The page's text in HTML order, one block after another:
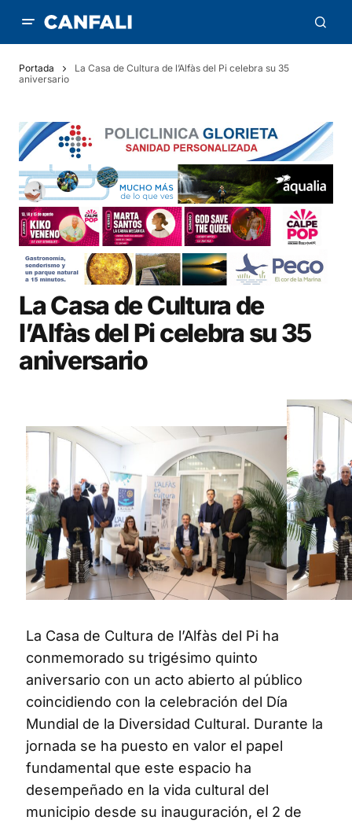
Portada
La Casa de Cultura de l’Alfàs del Pi celebra su 35
aniversario
La Casa de Cultura de
l’Alfàs del Pi celebra su 35
aniversario
La Casa de Cultura de l’Alfàs del Pi ha
conmemorado su trigésimo quinto
aniversario con un acto abierto al público
coincidiendo con la celebración del Día
Mundial de la Diversidad Cultural. Durante la
jornada se ha puesto en valor el papel
fundamental que este espacio ha
desempeñado en la vida cultural del
municipio desde su inauguración, el 2 de